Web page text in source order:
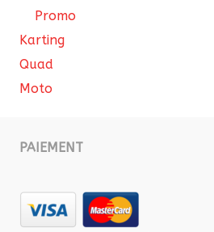
Promo
Karting
Quad
Moto
PAIEMENT